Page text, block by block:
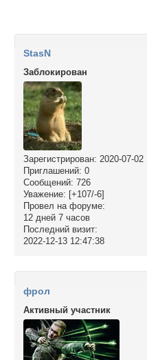
StasN
Заблокирован
Зарегистрирован: 2020-07-02
Приглашений: 0
Сообщений: 726
Уважение: [+107/-6]
Провел на форуме:
12 дней 7 часов
Последний визит:
2022-12-13 12:47:38
фрол
Активный участник